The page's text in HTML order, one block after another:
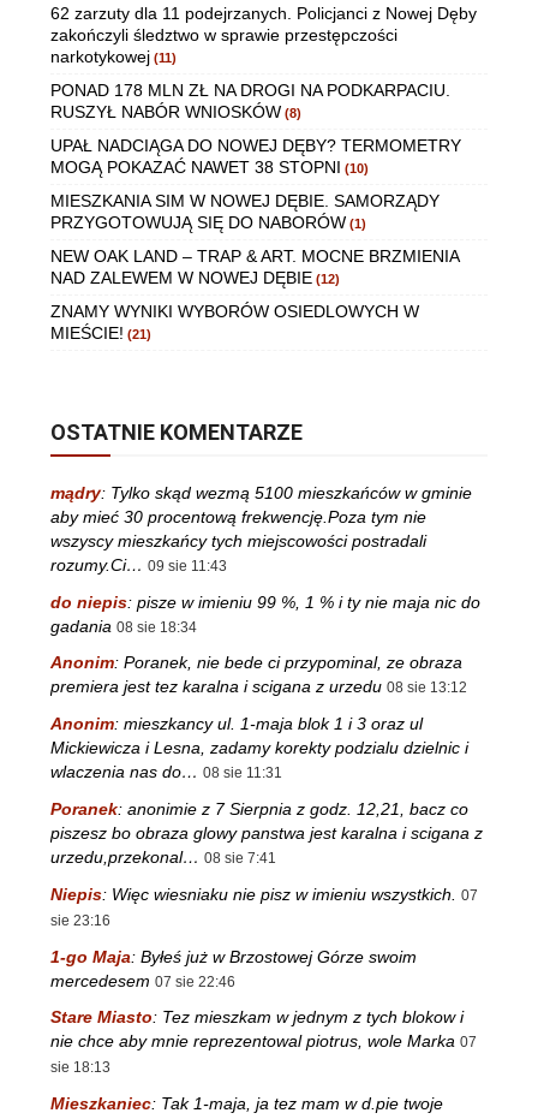
62 zarzuty dla 11 podejrzanych. Policjanci z Nowej Dęby
zakończyli śledztwo w sprawie przestępczości
narkotykowej (11)
PONAD 178 MLN ZŁ NA DROGI NA PODKARPACIU.
RUSZYŁ NABÓR WNIOSKÓW (8)
UPAŁ NADCIĄGA DO NOWEJ DĘBY? TERMOMETRY
MOGĄ POKAZAĆ NAWET 38 STOPNI (10)
MIESZKANIA SIM W NOWEJ DĘBIE. SAMORZĄDY
PRZYGOTOWUJĄ SIĘ DO NABORÓW (1)
NEW OAK LAND – TRAP & ART. MOCNE BRZMIENIA
NAD ZALEWEM W NOWEJ DĘBIE (12)
ZNAMY WYNIKI WYBORÓW OSIEDLOWYCH W
MIEŚCIE! (21)
OSTATNIE KOMENTARZE
mądry: Tylko skąd wezmą 5100 mieszkańców w gminie
aby mieć 30 procentową frekwencję.Poza tym nie
wszyscy mieszkańcy tych miejscowości postradali
rozumy.Ci… 09 sie 11:43
do niepis: pisze w imieniu 99 %, 1 % i ty nie maja nic do
gadania 08 sie 18:34
Anonim: Poranek, nie bede ci przypominal, ze obraza
premiera jest tez karalna i scigana z urzedu 08 sie 13:12
Anonim: mieszkancy ul. 1-maja blok 1 i 3 oraz ul
Mickiewicza i Lesna, zadamy korekty podzialu dzielnic i
wlaczenia nas do… 08 sie 11:31
Poranek: anonimie z 7 Sierpnia z godz. 12,21, bacz co
piszesz bo obraza glowy panstwa jest karalna i scigana z
urzedu,przekonal… 08 sie 7:41
Niepis: Więc wiesniaku nie pisz w imieniu wszystkich.
07
sie 23:16
1-go Maja: Byłeś już w Brzostowej Górze swoim
mercedesem 07 sie 22:46
Stare Miasto: Tez mieszkam w jednym z tych blokow i
nie chce aby mnie reprezentowal piotrus, wole Marka 07
sie 18:13
Mieszkaniec: Tak 1-maja, ja tez mam w d.pie twoje